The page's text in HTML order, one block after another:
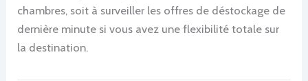
chambres, soit à surveiller les offres de déstockage de
dernière minute si vous avez une flexibilité totale sur
la destination.